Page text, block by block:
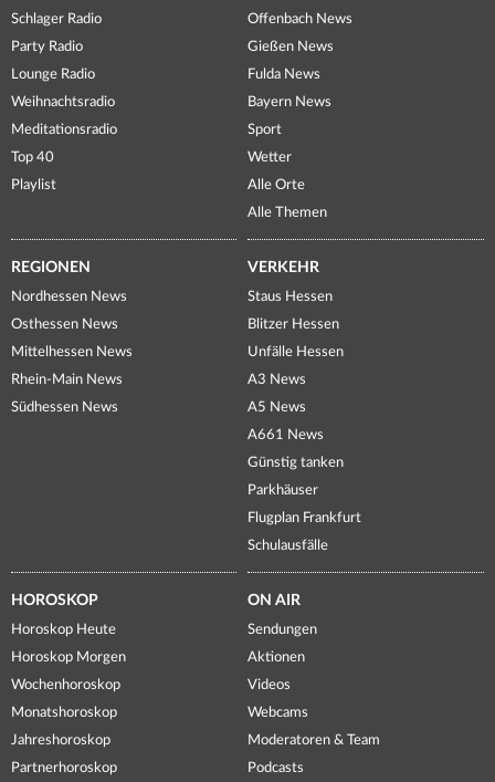
Schlager Radio
Party Radio
Lounge Radio
Weihnachtsradio
Meditationsradio
Top 40
Playlist
Offenbach News
Gießen News
Fulda News
Bayern News
Sport
Wetter
Alle Orte
Alle Themen
REGIONEN
Nordhessen News
Osthessen News
Mittelhessen News
Rhein-Main News
Südhessen News
VERKEHR
Staus Hessen
Blitzer Hessen
Unfälle Hessen
A3 News
A5 News
A661 News
Günstig tanken
Parkhäuser
Flugplan Frankfurt
Schulausfälle
HOROSKOP
Horoskop Heute
Horoskop Morgen
Wochenhoroskop
Monatshoroskop
Jahreshoroskop
Partnerhoroskop
ON AIR
Sendungen
Aktionen
Videos
Webcams
Moderatoren & Team
Podcasts